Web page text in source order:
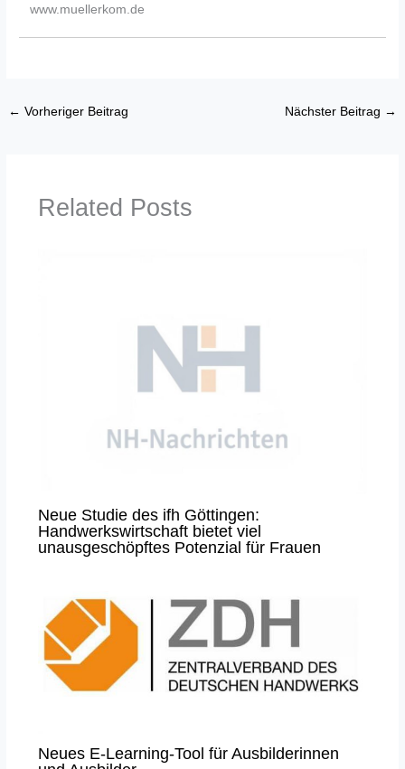
www.muellerkom.de
← Vorheriger Beitrag Nächster Beitrag →
Related Posts
Neue Studie des ifh Göttingen:
Handwerkswirtschaft bietet viel
unausgeschöpftes Potenzial für Frauen
Neues E-Learning-Tool für Ausbilderinnen